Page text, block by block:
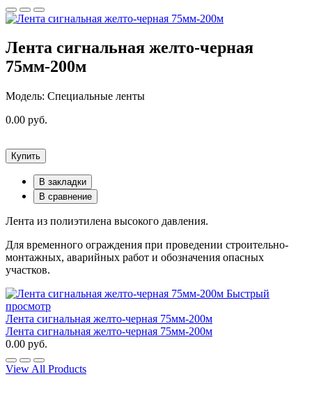
Лента сигнальная желто-черная
75мм-200м
Модель: Специальные ленты
0.00 руб.
Купить
В закладки
В сравнение
Лента из полиэтилена высокого давления.
Для временного ограждения при проведении строительно-
монтажных, аварийных работ и обозначения опасных
участков.
Быстрый
просмотр
Лента сигнальная желто-черная 75мм-200м
Лента сигнальная желто-черная 75мм-200м
0.00 руб.
View All Products